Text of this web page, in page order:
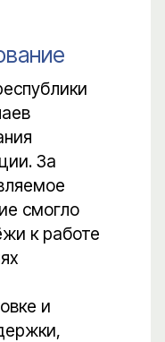
За
смогло
к работе
и